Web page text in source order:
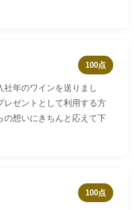
100点
年のワインを送りまし
レゼントとして利用する方
の想いにきちんと応えて下
100点